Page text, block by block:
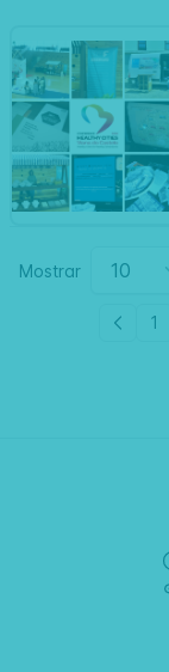
Mostrar
1